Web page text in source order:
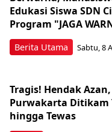
Berita Utama
Edukasi Siswa SDN
Program "JAGA
Sabtu, 8
Tragis! Hendak
Purwakarta Ditikam
hingga Tewas